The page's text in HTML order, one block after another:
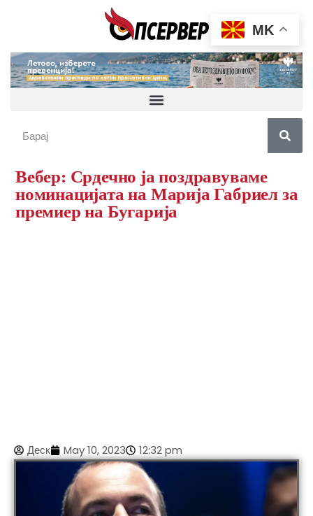
Вебер: Срдечно ја поздравуваме
номинацијата на Марија Габриел за
премиер на Бугарија
Деск May 10, 2023 12:32 pm
MK